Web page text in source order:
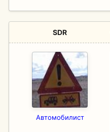
SDR
Aвтомобилист